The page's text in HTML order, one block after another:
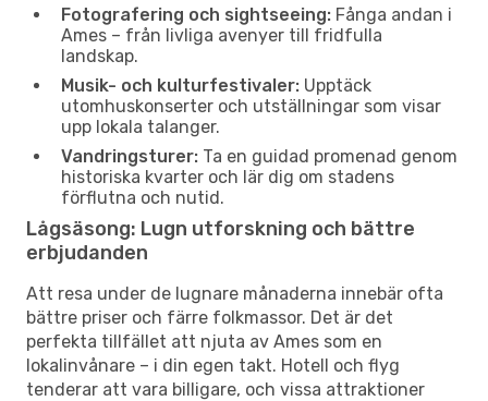
Fotografering och sightseeing: Fånga andan i
Ames – från livliga avenyer till fridfulla
landskap.
Musik- och kulturfestivaler: Upptäck
utomhuskonserter och utställningar som visar
upp lokala talanger.
Vandringsturer: Ta en guidad promenad genom
historiska kvarter och lär dig om stadens
förflutna och nutid.
Lågsäsong: Lugn utforskning och bättre
erbjudanden
Att resa under de lugnare månaderna innebär ofta
bättre priser och färre folkmassor. Det är det
perfekta tillfället att njuta av Ames som en
lokalinvånare – i din egen takt. Hotell och flyg
tenderar att vara billigare, och vissa attraktioner